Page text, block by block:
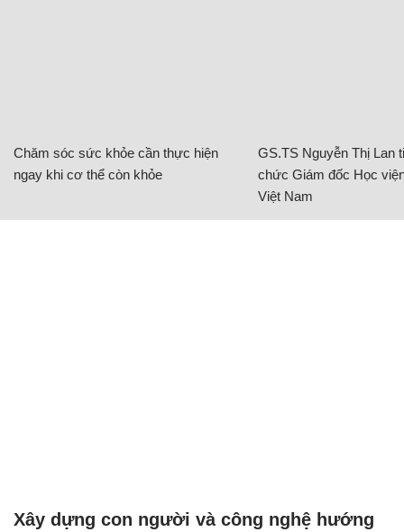
Chăm sóc sức khỏe cần thực hiện
ngay khi cơ thể còn khỏe
GS.TS Nguyễn Thị Lan
chức Giám đốc Học
Việt Nam
Xây dựng con người và công nghệ hướng